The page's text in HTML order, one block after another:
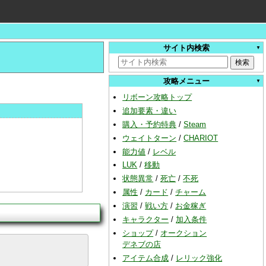
サイト内検索
攻略メニュー
リボーン攻略トップ
追加要素・違い
購入・予約特典 /Steam
ウェイトターン /CHARIOT
能力値 / レベル
LUK /移動
状態異常 /死亡 /不死
属性 / カード /チャーム
演習 /戦い方 / お金稼ぎ
キャラクター / 加入条件
ショップ/ オークション
デネブの店
アイテム合成 / レリック強化